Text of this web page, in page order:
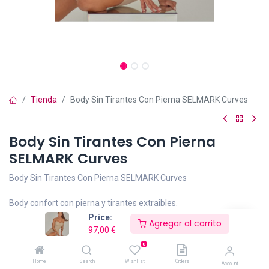
Price:
97,00 €
Agregar al carrito
Home Search
0
Wishlist Orders Account
Tienda Body Sin Tirantes Con Pierna SELMARK Curves
Body Sin Tirantes Con Pierna
SELMARK Curves
Body Sin Tirantes Con Pierna SELMARK Curves
Body confort con pierna y tirantes extraibles.
Efecto segunda piel, cómodo, sencillo y ligero.
Moldea y estiliza.